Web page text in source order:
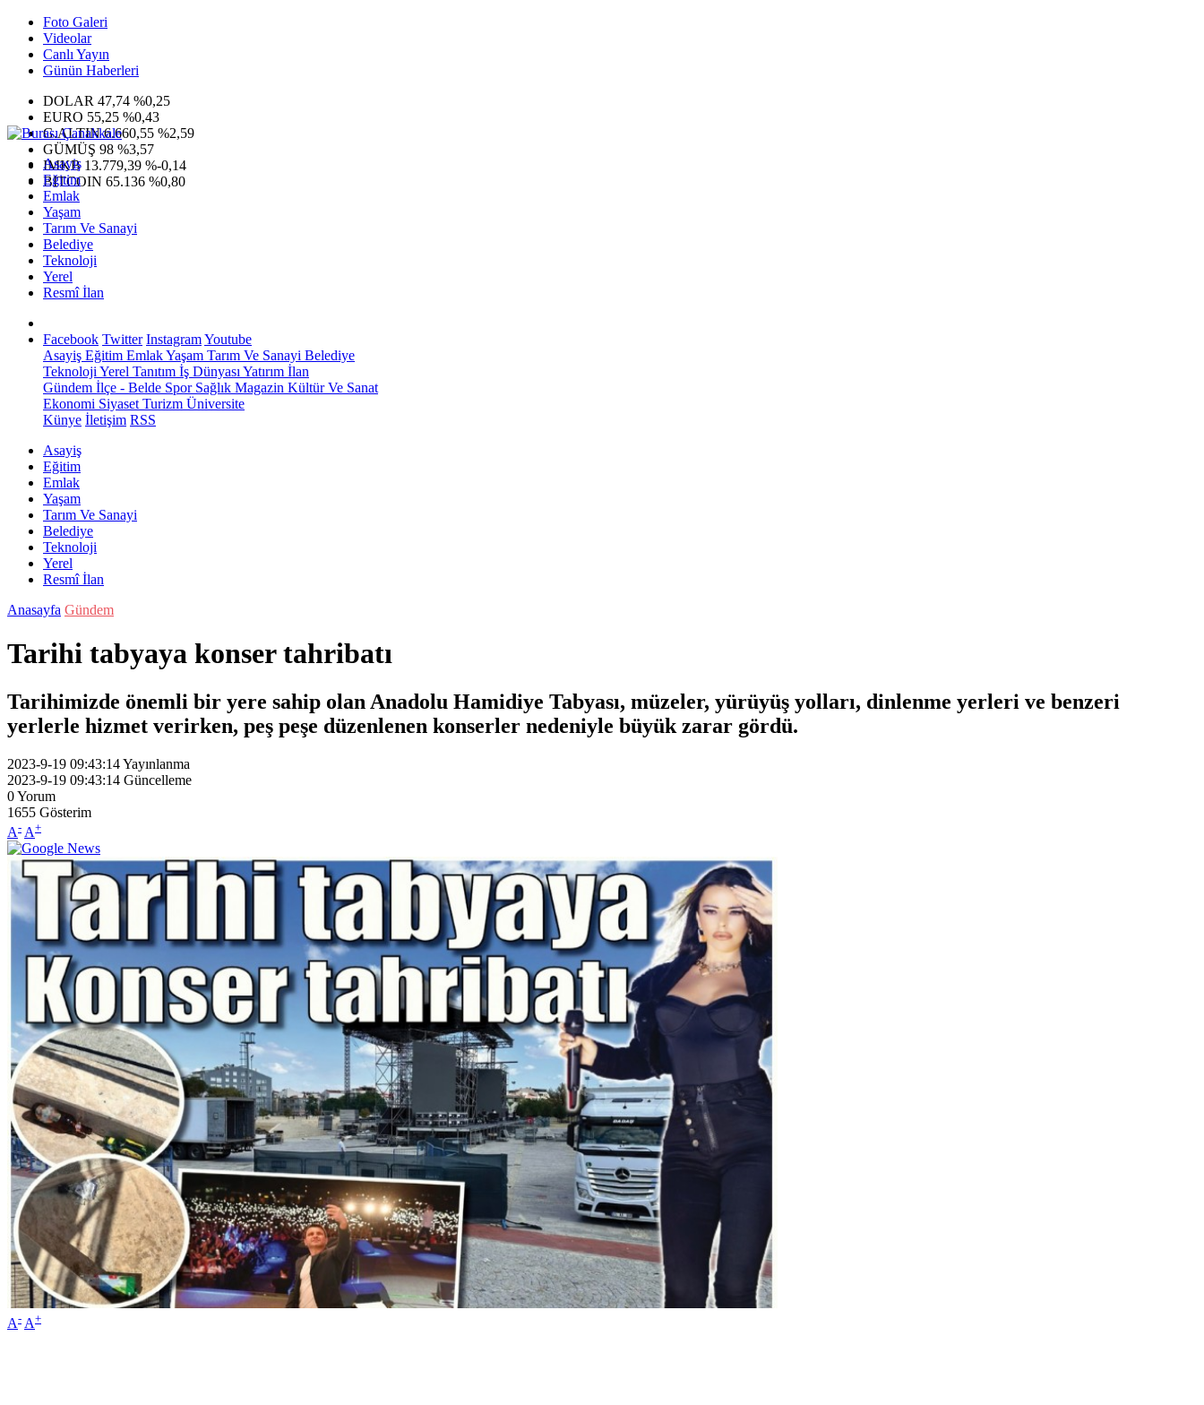
Foto Galeri
Videolar
Canlı Yayın
Günün Haberleri
DOLAR 47,74 %0,25
EURO 55,25 %0,43
G.ALTIN6.660,55 %2,59
GÜMÜŞ 98 %3,57
IMKB 13.779,39 %-0,14
BITCOIN 65.136 %0,80
Asayiş
Eğitim
Emlak
Yaşam
Tarım Ve Sanayi
Belediye
Teknoloji
Yerel
Resmî İlan
Facebook Twitter InstagramYoutube
Asayiş Eğitim EmlakYaşam Tarım Ve Sanayi Belediye
Teknoloji Yerel Tanıtım İş Dünyası Yatırım İlan
Gündem İlçe - Belde SporSağlık Magazin Kültür Ve Sanat
Ekonomi Siyaset Turizm Üniversite
Künye İletişim RSS
Asayiş
Eğitim
Emlak
Yaşam
Tarım Ve Sanayi
Belediye
Teknoloji
Yerel
Resmî İlan
Anasayfa Gündem
Tarihi tabyaya konser tahribatı
Tarihimizde önemli bir yere sahip olan Anadolu Hamidiye Tabyası, müzeler, yürüyüş yolları, dinlenme yerleri ve benzeri
yerlerle hizmet verirken, peş peşe düzenlenen konserler nedeniyle büyük zarar gördü.
2023-9-19 09:43:14Yayınlanma
2023-9-19 09:43:14 Güncelleme
0Yorum
1655 Gösterim
A- A+
A- A+